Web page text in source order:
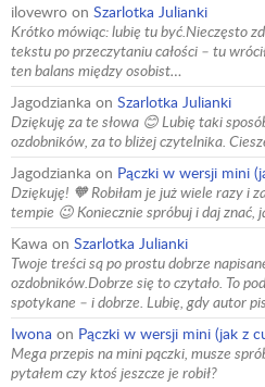
ilovewro on Szarlotka Julianki
Krótko mówiąc: lubię tu być.Nieczęsto
tekstu po przeczytaniu całości – tu
ten balans między osobist…
Jagodzianka on Szarlotka Julianki
Dziękuję za te słowa 😊 Lubię taki
ozdobników, za to bliżej czytelnika.
Jagodzianka on Pączki w wersji mini
Dziękuję! 🧡 Robiłam je już wiele razy i
tempie 😉 Koniecznie spróbuj i daj znać,
Kawa on Szarlotka Julianki
Twoje treści są po prostu dobrze
ozdobników.Dobrze się to czytało. To
spotykane – i dobrze. Lubię, gdy autor
Iwona on Pączki w wersji mini (jak z
Mega przepis na mini pączki, musze
pytałem czy ktoś jeszcze je robił?